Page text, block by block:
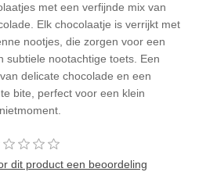
met een verfijnde mix van
Elk chocolaatje is verrijkt met
nootjes, die zorgen voor een
subtiele nootachtige toets. Een
delicate chocolade en een
bite, perfect voor een klein
dit product een beoordeling